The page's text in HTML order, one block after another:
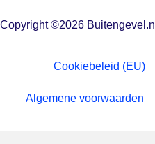
Copyright ©2026 Buitengevel.nl
Cookiebeleid (EU)
Algemene voorwaarden